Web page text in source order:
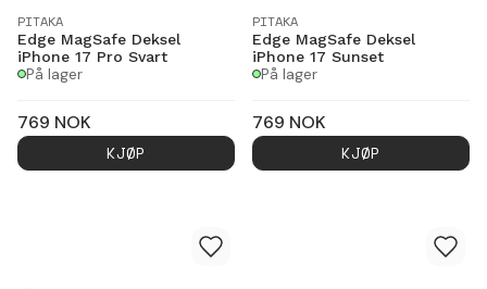
PITAKA
Edge MagSafe Deksel
iPhone 17 Pro Svart
På lager
769 NOK
KJØP
PITAKA
Edge MagSafe Deksel
iPhone 17 Sunset
På lager
769 NOK
KJØP